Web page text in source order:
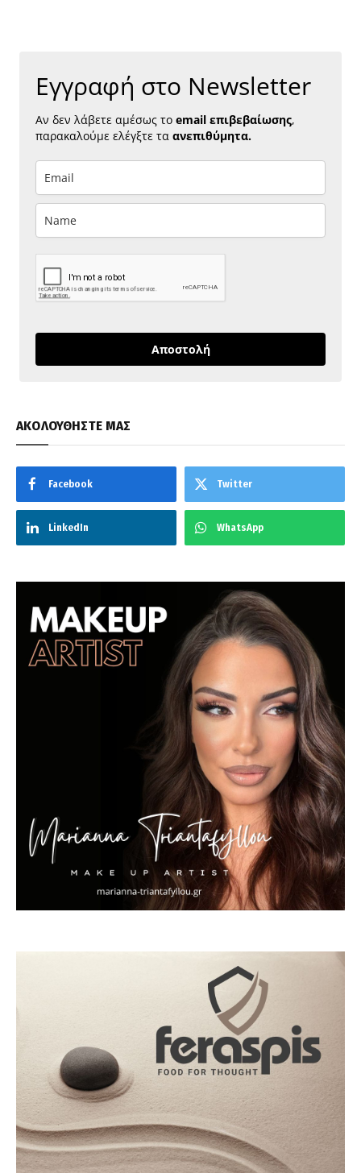
Εγγραφή στο Newsletter
Αν δεν λάβετε αμέσως το email επιβεβαίωσης,
παρακαλούμε ελέγξτε τα ανεπιθύμητα.
Αποστολή
ΑΚΟΛΟΥΘΗΣΤΕ ΜΑΣ
Facebook Twitter
LinkedIn WhatsApp